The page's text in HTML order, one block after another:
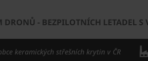
- BEZPILOTNÍCH LETADEL S
keramických střešních krytin v ČR